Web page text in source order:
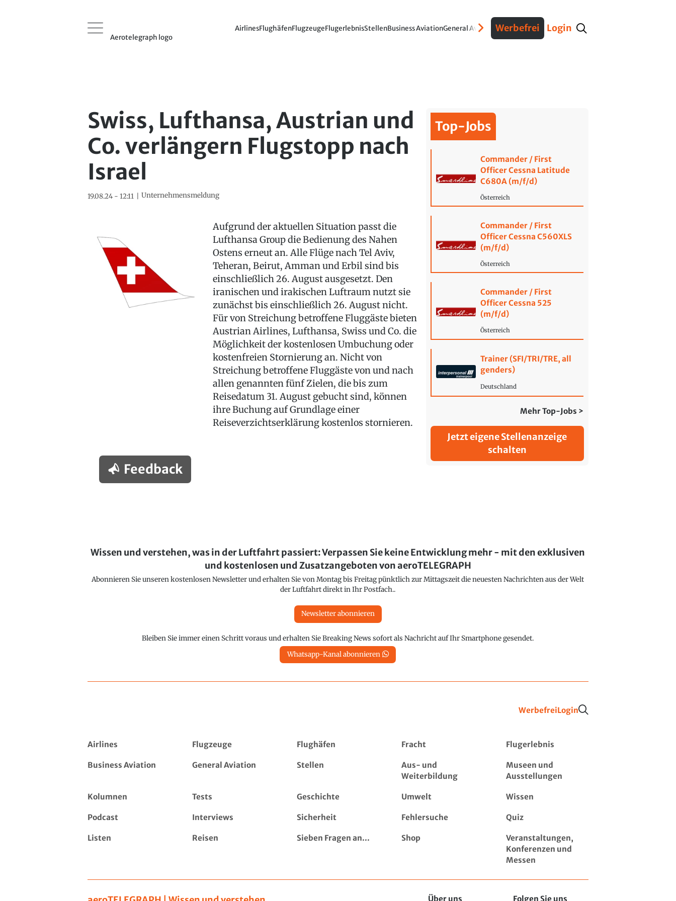
Aerotelegraph logo
AirlinesFlughäfenFlugzeugeFlugerlebnisStellenBusiness AviationGeneral AviationVerteidigungInterviews Fracht
Werbefrei Login
Swiss, Lufthansa, Austrian und
Co. verlängern Flugstopp nach
Israel
19.08.24 - 12:11 Unternehmensmeldung
Aufgrund der aktuellen Situation passt die
Lufthansa Group die Bedienung des Nahen
Ostens erneut an. Alle Flüge nach Tel Aviv,
Teheran, Beirut, Amman und Erbil sind bis
einschließlich 26. August ausgesetzt. Den
iranischen und irakischen Luftraum nutzt sie
zunächst bis einschließlich 26. August nicht.
Für von Streichung betroffene Fluggäste bieten
Austrian Airlines, Lufthansa, Swiss und Co. die
Möglichkeit der kostenlosen Umbuchung oder
kostenfreien Stornierung an. Nicht von
Streichung betroffene Fluggäste von und nach
allen genannten fünf Zielen, die bis zum
Reisedatum 31. August gebucht sind, können
ihre Buchung auf Grundlage einer
Reiseverzichtserklärung kostenlos stornieren.
Feedback
Top-Jobs
Commander / First
Officer Cessna Latitude
C680A (m/f/d)
Österreich
Commander / First
Officer Cessna C560XLS
(m/f/d)
Österreich
Commander / First
Officer Cessna 525
(m/f/d)
Österreich
Trainer (SFI/TRI/TRE, all
genders)
Deutschland
Mehr Top-Jobs >
Jetzt eigene Stellenanzeige
schalten
Wissen und verstehen, was in der Luftfahrt passiert: Verpassen Sie keine Entwicklung mehr - mit den exklusiven
und kostenlosen und Zusatzangeboten von aeroTELEGRAPH
Abonnieren Sie unseren kostenlosen Newsletter und erhalten Sie von Montag bis Freitag pünktlich zur Mittagszeit die neuesten Nachrichten aus der Welt
der Luftfahrt direkt in Ihr Postfach..
Newsletter abonnieren
Bleiben Sie immer einen Schritt voraus und erhalten Sie Breaking News sofort als Nachricht auf Ihr Smartphone gesendet.
Whatsapp-Kanal abonnieren
WerbefreiLogin
Airlines Flugzeuge Flughäfen Fracht Flugerlebnis
Business Aviation General Aviation Stellen
Aus- und
Weiterbildung
Museen und
Ausstellungen
Kolumnen Tests Geschichte Umwelt Wissen
Podcast Interviews Sicherheit Fehlersuche Quiz
Listen Reisen Sieben Fragen an... Shop
Veranstaltungen,
Konferenzen und
Messen
Über uns Folgen Sie uns